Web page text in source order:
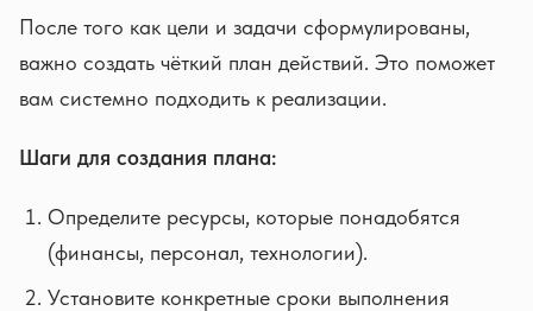
После того как цели и задачи сформулированы,
важно создать чёткий план действий. Это поможет
вам системно подходить к реализации.
Шаги для создания плана:
Определите ресурсы, которые понадобятся
(финансы, персонал, технологии).
Установите конкретные сроки выполнения